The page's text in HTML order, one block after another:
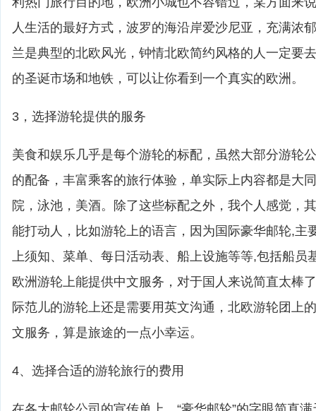
人生活的最好方式，波罗的海沿岸爱沙尼亚，充满浓
兰是典型的北欧风光，钟情北欧简约风格的人一定要
的圣诞市场和地铁，可以让你看到一个真实的欧洲。
3，选择游轮提供的服务
美食和娱乐几乎是每个游轮的标配，虽然大部分游轮
的配备，丰富乘客的旅行体验，单实际上内容都是大
院，泳池，美酒。除了这些标配之外，我个人感觉，
能打动人，比如游轮上的语言，因为国际豪华邮轮,主
上须知、菜单、每日活动表、船上设施等等,包括船员
欧洲游轮上能提供中文服务，对于国人来说简直太棒
际范儿的游轮上还是需要用英文沟通，北欧游轮团上
文服务，算是旅途的一点小幸运。
4、选择合适的游轮旅行的费用